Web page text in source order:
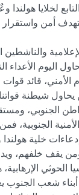
لخلايا هولندا
أمن واستقرار
والناشطين
اليوم
قائد قوات
شيطنة
الجنوبي،
خلية هولندا
يقف خلفهم،
الحوثي
أبناء شعب